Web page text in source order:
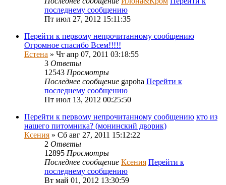
последнему сообщению
Пт июл 27, 2012 15:11:35
Перейти к первому непрочитанному сообщению
Огромное спасибо Всем!!!!!
Естена » Чт апр 07, 2011 03:18:55
3 Ответы
12543 Просмотры
Последнее сообщение gapoha Перейти к
последнему сообщению
Пт июл 13, 2012 00:25:50
Перейти к первому непрочитанному сообщению кто из
нашего питомника? (монинский дворик)
Ксения » Сб авг 27, 2011 15:12:22
2 Ответы
12895 Просмотры
Последнее сообщение Ксения Перейти к
последнему сообщению
Вт май 01, 2012 13:30:59